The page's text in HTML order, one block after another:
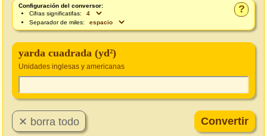
?
Configuración del conversor:
Cifras significatifas:
Separador de miles:
yarda cuadrada (yd²)
Unidades inglesas y americanas